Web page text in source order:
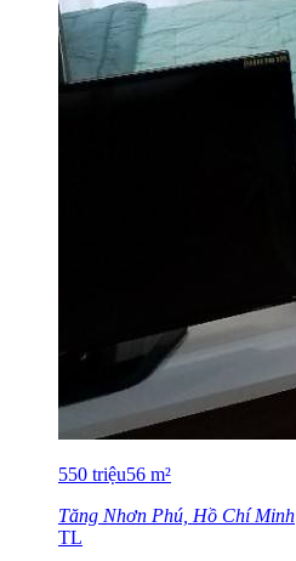
550 triệu56 m²
Tăng Nhơn Phú, Hồ Chí Minh
TL